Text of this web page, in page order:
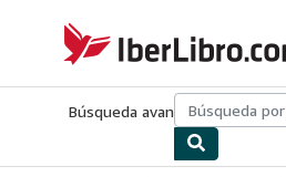
IberLibro.com
Búsqueda avanzadaColecciones